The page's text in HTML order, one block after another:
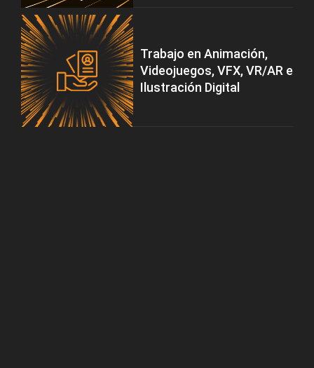
Trabajo en Animación,
Videojuegos, VFX, VR/AR e
Ilustración Digital